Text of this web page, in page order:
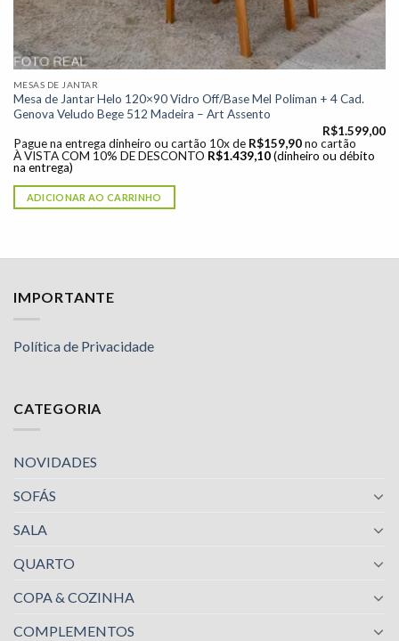
MESAS DE JANTAR
Mesa de Jantar Helo 120×90 Vidro Off/Base Mel Poliman + 4 Cad.
Genova Veludo Bege 512 Madeira – Art Assento
R$1.599,00
Pague na entrega dinheiro ou cartão 10x de R$159,90 no cartão
À VISTA COM 10% DE DESCONTO R$1.439,10 (dinheiro ou débito
na entrega)
ADICIONAR AO CARRINHO
IMPORTANTE
Política de Privacidade
CATEGORIA
NOVIDADES
SOFÁS
SALA
QUARTO
COPA & COZINHA
COMPLEMENTOS